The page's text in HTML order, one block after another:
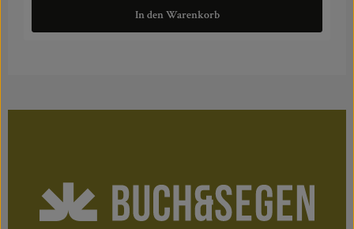
In den Warenkorb